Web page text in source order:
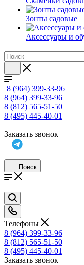
Зонты садовые
Аксессуары и
8 (964) 399-33-96
8 (964) 399-33-96
8 (812) 565-51-50
8 (495) 445-40-01
Заказать звонок
Поиск
Телефоны
8 (964) 399-33-96
8 (812) 565-51-50
8 (495) 445-40-01
Заказать звонок